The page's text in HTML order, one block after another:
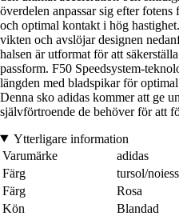
överdelen anpassar sig efter
och optimal kontakt i hög
vikten och avslöjar designen
halsen är utformat för att
passform. F50 Speedsystem-
längden med bladspikar för
Denna sko adidas kommer att ge
självförtroende de behöver för att
Ytterligare information
Varumärke
adidas
Färg
tursol/
Färg
Rosa
Kön
Blandad